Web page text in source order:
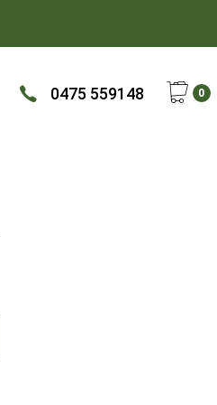
0475 559148 0